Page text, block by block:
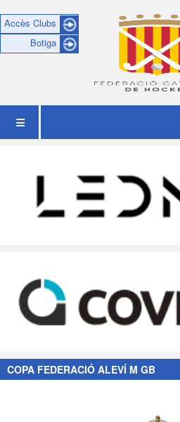
Accès Clubs
Botiga
COPA FEDERACIÓ ALEVÍ M GB